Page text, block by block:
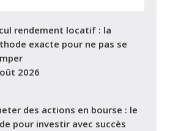
rendement locatif : la
exacte pour ne pas se
2026
des actions en bourse : le
pour investir avec succès